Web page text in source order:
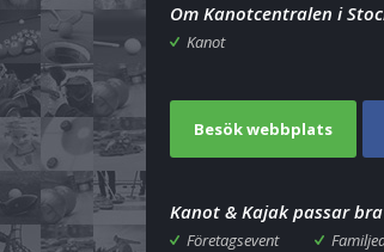
Om Kanotcentralen i
Kanot
Besök webbplats
Kanot & Kajak passar
Företagsevent